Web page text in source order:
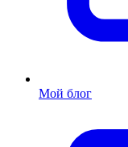
Мой блог